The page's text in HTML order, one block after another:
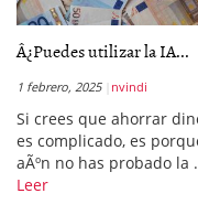
Â¿Puedes utilizar la IA...
1 febrero, 2025 nvindi
Si crees que ahorrar
es complicado, es
aÃºn no has probado la
Leer